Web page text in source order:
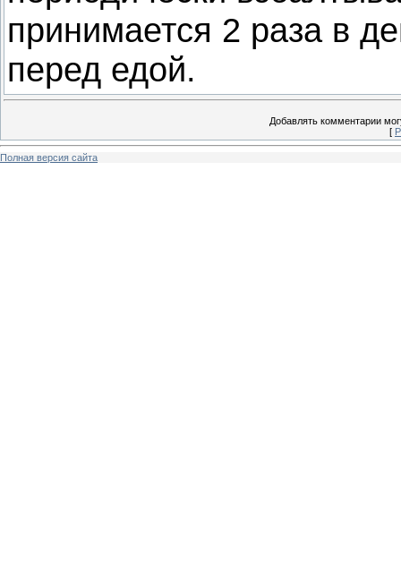
принимается 2 раза в
перед едой.
Добавлять комментарии
[
Полная версия сайта